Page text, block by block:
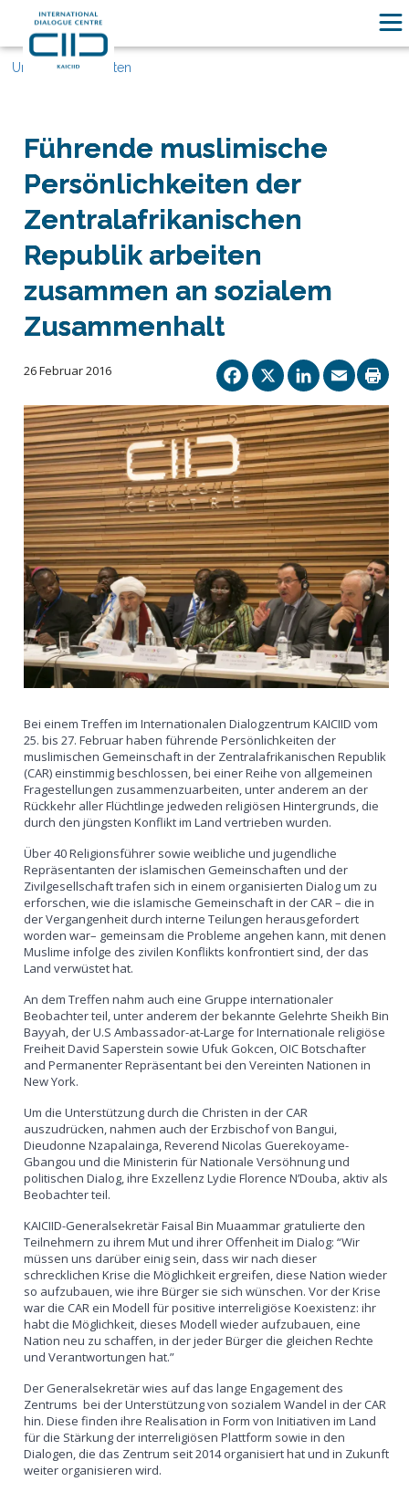
Unsere Geschichten
Führende muslimische
Persönlichkeiten der
Zentralafrikanischen
Republik arbeiten
zusammen an sozialem
Zusammenhalt
26 Februar 2016 Facebook
X
Bei einem Treffen im Internationalen Dialogzentrum KAICIID vom
25. bis 27. Februar haben führende Persönlichkeiten der
muslimischen Gemeinschaft in der Zentralafrikanischen Republik
(CAR) einstimmig beschlossen, bei einer Reihe von allgemeinen
Fragestellungen zusammenzuarbeiten, unter anderem an der
Rückkehr aller Flüchtlinge jedweden religiösen Hintergrunds, die
durch den jüngsten Konflikt im Land vertrieben wurden.
Über 40 Religionsführer sowie weibliche und jugendliche
Repräsentanten der islamischen Gemeinschaften und der
Zivilgesellschaft trafen sich in einem organisierten Dialog um zu
erforschen, wie die islamische Gemeinschaft in der CAR – die in
der Vergangenheit durch interne Teilungen herausgefordert
worden war– gemeinsam die Probleme angehen kann, mit denen
Muslime infolge des zivilen Konflikts konfrontiert sind, der das
Land verwüstet hat.
An dem Treffen nahm auch eine Gruppe internationaler
Beobachter teil, unter anderem der bekannte Gelehrte Sheikh Bin
Bayyah, der U.S Ambassador-at-Large for Internationale religiöse
Freiheit David Saperstein sowie Ufuk Gokcen, OIC Botschafter
and Permanenter Repräsentant bei den Vereinten Nationen in
New York.
Um die Unterstützung durch die Christen in der CAR
auszudrücken, nahmen auch der Erzbischof von Bangui,
Dieudonne Nzapalainga, Reverend Nicolas Guerekoyame-
Gbangou und die Ministerin für Nationale Versöhnung und
politischen Dialog, ihre Exzellenz Lydie Florence N’Douba, aktiv als
Beobachter teil.
KAICIID-Generalsekretär Faisal Bin Muaammar gratulierte den
Teilnehmern zu ihrem Mut und ihrer Offenheit im Dialog: “Wir
müssen uns darüber einig sein, dass wir nach dieser
schrecklichen Krise die Möglichkeit ergreifen, diese Nation wieder
so aufzubauen, wie ihre Bürger sie sich wünschen. Vor der Krise
war die CAR ein Modell für positive interreligiöse Koexistenz: ihr
habt die Möglichkeit, dieses Modell wieder aufzubauen, eine
Nation neu zu schaffen, in der jeder Bürger die gleichen Rechte
und Verantwortungen hat.”
Der Generalsekretär wies auf das lange Engagement des
Zentrums bei der Unterstützung von sozialem Wandel in der CAR
hin. Diese finden ihre Realisation in Form von Initiativen im Land
für die Stärkung der interreligiösen Plattform sowie in den
Dialogen, die das Zentrum seit 2014 organisiert hat und in Zukunft
weiter organisieren wird.